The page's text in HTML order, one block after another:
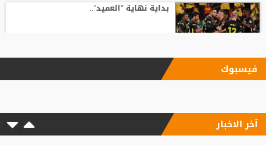
بداية نهاية "العميد"..
بأرقام استثنائية.. هل يكون كوبارسي
فيسبوك
آخر الاخبار